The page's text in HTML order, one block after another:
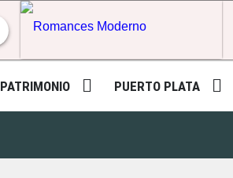
Romances Moderno
PATRIMONIO PUERTO PLATA